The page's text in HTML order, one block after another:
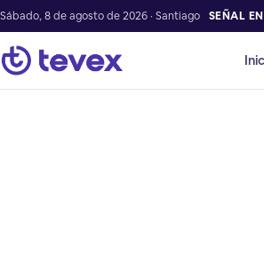
Sábado, 8 de agosto de 2026 · Santiago SEÑAL